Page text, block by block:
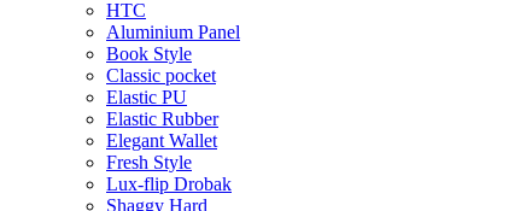
HTC
Aluminium Panel
Book Style
Classic pocket
Elastic PU
Elastic Rubber
Elegant Wallet
Fresh Style
Lux-flip Drobak
Shaggy Hard